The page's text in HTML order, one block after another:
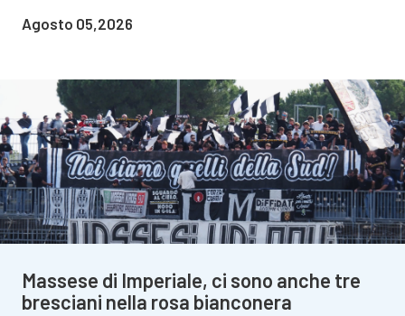
Agosto 05,2026
Massese di Imperiale, ci sono anche tre
bresciani nella rosa bianconera